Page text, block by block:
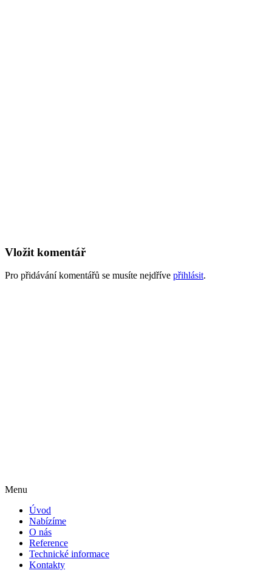
Vložit komentář
Pro přidávání komentářů se musíte nejdříve přihlásit.
Menu
Úvod
Nabízíme
O nás
Reference
Technické informace
Kontakty